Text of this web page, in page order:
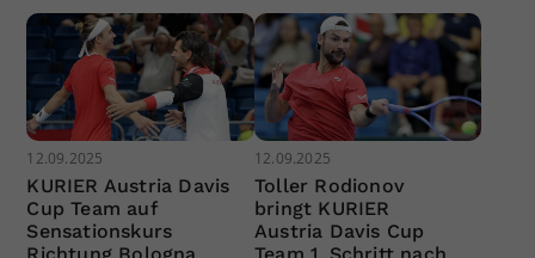
12.09.2025
KURIER Austria Davis
Cup Team auf
Sensationskurs
12.09.2025
Toller Rodionov
bringt KURIER
Austria Davis Cup